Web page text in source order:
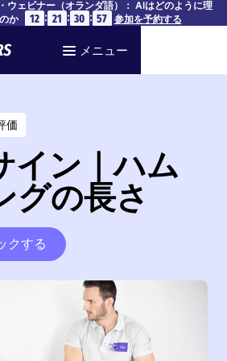
ウェビナー（オランダ語）： AIはどのように理
か
12 : 21 : 30 : 57 参加を予約する
メニュー
価
イン｜ハム
グの長さ
クする